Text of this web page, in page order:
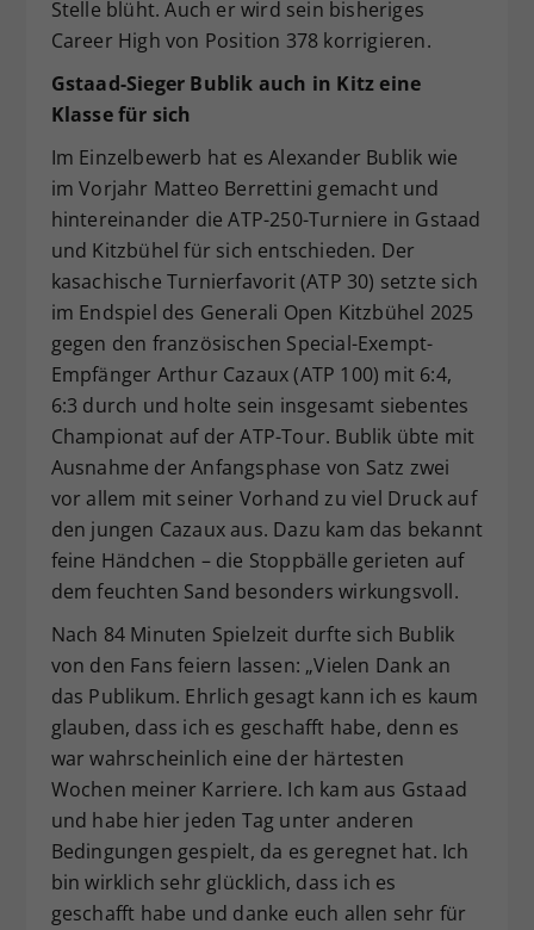
Stelle blüht. Auch er wird sein bisheriges
Career High von Position 378 korrigieren.
Gstaad-Sieger Bublik auch in Kitz eine
Klasse für sich
Im Einzelbewerb hat es Alexander Bublik wie
im Vorjahr Matteo Berrettini gemacht und
hintereinander die ATP-250-Turniere in Gstaad
und Kitzbühel für sich entschieden. Der
kasachische Turnierfavorit (ATP 30) setzte sich
im Endspiel des Generali Open Kitzbühel 2025
gegen den französischen Special-Exempt-
Empfänger Arthur Cazaux (ATP 100) mit 6:4,
6:3 durch und holte sein insgesamt siebentes
Championat auf der ATP-Tour. Bublik übte mit
Ausnahme der Anfangsphase von Satz zwei
vor allem mit seiner Vorhand zu viel Druck auf
den jungen Cazaux aus. Dazu kam das bekannt
feine Händchen – die Stoppbälle gerieten auf
dem feuchten Sand besonders wirkungsvoll.
Nach 84 Minuten Spielzeit durfte sich Bublik
von den Fans feiern lassen: „Vielen Dank an
das Publikum. Ehrlich gesagt kann ich es kaum
glauben, dass ich es geschafft habe, denn es
war wahrscheinlich eine der härtesten
Wochen meiner Karriere. Ich kam aus Gstaad
und habe hier jeden Tag unter anderen
Bedingungen gespielt, da es geregnet hat. Ich
bin wirklich sehr glücklich, dass ich es
geschafft habe und danke euch allen sehr für